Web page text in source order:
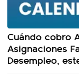
Cuándo cobro
Asignaciones
Desempleo,